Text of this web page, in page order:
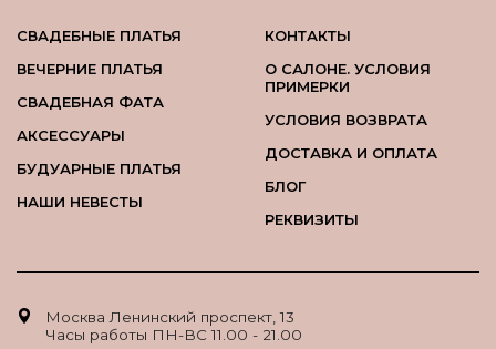
СВАДЕБНЫЕ ПЛАТЬЯ
ВЕЧЕРНИЕ ПЛАТЬЯ
СВАДЕБНАЯ ФАТА
АКСЕССУАРЫ
БУДУАРНЫЕ ПЛАТЬЯ
НАШИ НЕВЕСТЫ
КОНТАКТЫ
О САЛОНЕ. УСЛОВИЯ
ПРИМЕРКИ
УСЛОВИЯ ВОЗВРАТА
ДОСТАВКА И ОПЛАТА
БЛОГ
РЕКВИЗИТЫ
Москва Ленинский проспект, 13
Часы работы ПН-ВС 11.00 - 21.00